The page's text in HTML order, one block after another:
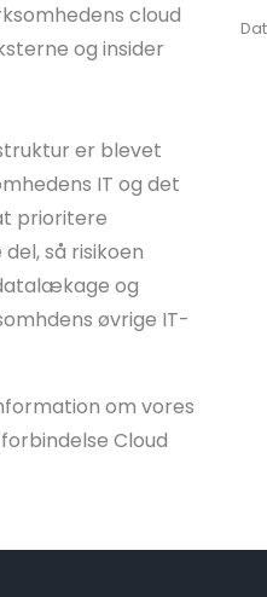
cloud
og insider
er blevet
IT og det
prioritere
så risikoen
og
øvrige IT-
om vores
Cloud